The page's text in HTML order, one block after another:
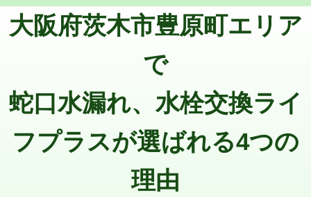
マス交換（深さ50㎝以上） 66,000円
コンクリート斫り（厚さ10㎝超え）
モルタル補修（厚さ10㎝まで） 27,500円
モルタル補修（厚さ10㎝超え）
追加人工 16,500円
追加トーラー機使用/3m超え +3,300円
止水・漏水調査・防水処理・清掃・修
11,000円
止水・漏水調査・防水処理・清掃・修
22,000円
止水・漏水調査・防水処理・清掃・修
大阪府茨木市豊原町エリア
で
蛇口水漏れ、水栓交換ライ
フプラスが選ばれる4つの
理由